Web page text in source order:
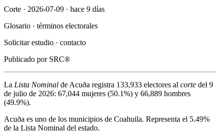
Corte · 2026-07-09 · hace 9 días
Glosario · términos electorales
Solicitar estudio · contacto
Publicado por SRC®
La Lista Nominal de Acuða registra 133,933 electores al corte del 9
de julio de 2026: 67,044 mujeres (50.1%) y 66,889 hombres
(49.9%).
Acuða es uno de los municipios de Coahuila. Representa el 5.49%
de la Lista Nominal del estado.